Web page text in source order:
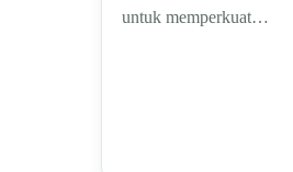
untuk memperkuat…